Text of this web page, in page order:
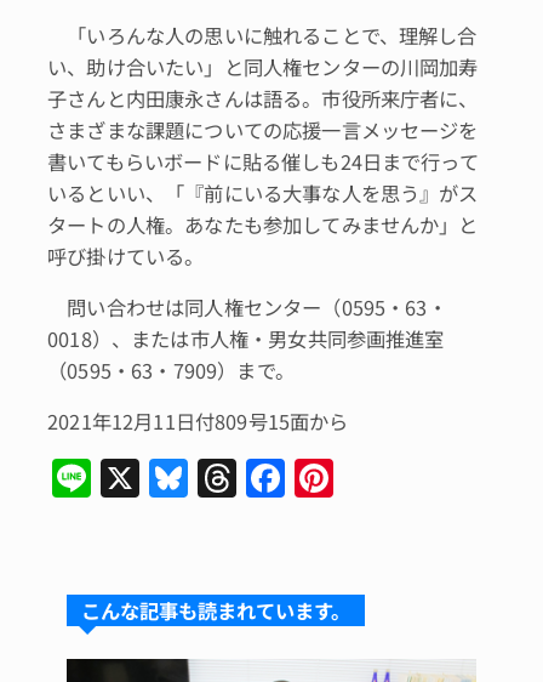
「いろんな人の思いに触れることで、理解し合
い、助け合いたい」と同人権センターの川岡加寿
子さんと内田康永さんは語る。市役所来庁者に、
さまざまな課題についての応援一言メッセージを
書いてもらいボードに貼る催しも24日まで行って
いるといい、「『前にいる大事な人を思う』がス
タートの人権。あなたも参加してみませんか」と
呼び掛けている。
問い合わせは同人権センター（0595・63・
0018）、または市人権・男女共同参画推進室
（0595・63・7909）まで。
2021年12月11日付809号15面から
Li X Bl
s
k
T
a
d
F
e
b
re
st
こんな記事も読まれています。